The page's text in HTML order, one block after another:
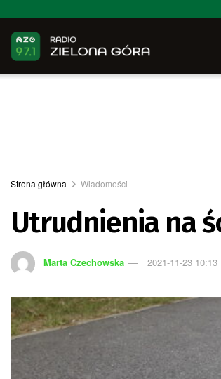
Strona główna Wiadomości
Utrudnienia na
Marta Czechowska 2021-11-23 10:13